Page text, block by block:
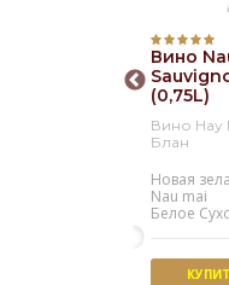
Вино
(0,75L)
Вино Нау
Блан
Новая
Nau mai
Белое